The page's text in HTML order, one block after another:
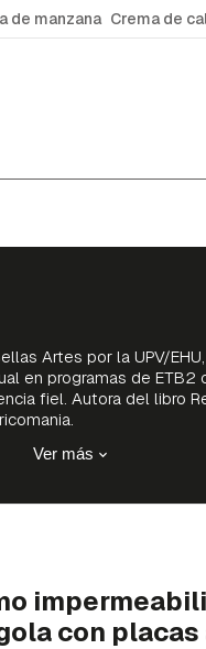
de manzana Crema de
Artes por la UPV/
en programas de
fiel. Autora del libro
Ver más
con